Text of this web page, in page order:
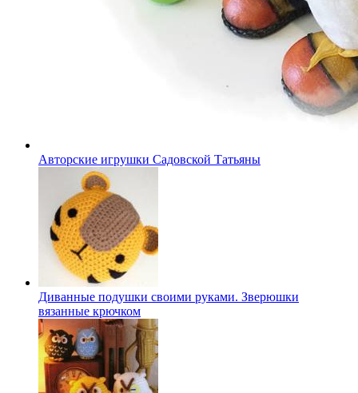
Авторские игрушки Садовской Татьяны
Диванные подушки своими руками. Зверюшки
вязанные крючком